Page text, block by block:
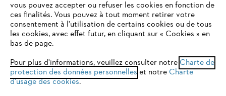
Conditions Générales de Vente
Mentions légales Cookies
Vous utilisez un navigateur Internet que nous ne prenons plus
en charge, et certaines fonctionnalités de notre site ne
peuvent fonctionner correctement. Pour une utilisation
optimale de notre site, nous vous recommandons de passer à
l'un des navigateurs suivants :
vous pouvez accepter ou refuser les cookies en fonction de
ces finalités. Vous pouvez à tout moment retirer votre
consentement à l'utilisation de certains cookies ou de tous
les cookies, avec effet futur, en cliquant sur « Cookies » en
bas de page.
Pour plus d'informations, veuillez consulter notre Charte de
protection des données personnelles et notre Charte
d'usage des cookies.